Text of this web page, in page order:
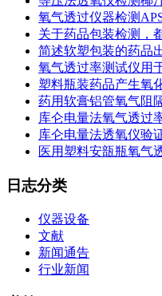
氧气透过仪器检测
关于药品包装检测，
简述软塑包装的药品
氧气透过率测试仪用
塑料瓶装药品产生氧
药用软膏铝管氧气阻
库仑电量法氧气透过
库仑电量法透氧仪验
医用塑料安瓿瓶氧气
日志分类
仪器设备
文献
新闻通告
行业新闻